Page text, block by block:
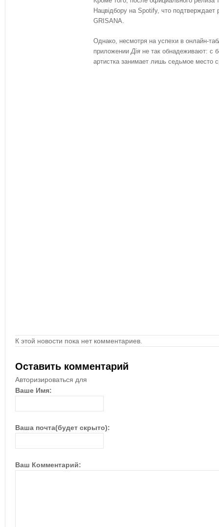
Нацвідбору на Spotify, что подтверждает
GRISANA.
Однако, несмотря на успехи в онлайн-
приложении Дія не так обнадеживают: с
артистка занимает лишь седьмое место
К этой новости пока нет комментариев.
Оставить комментарий
Авторизироваться для
Ваше Имя:
Ваша почта(будет скрыто):
Ваш Комментарий: